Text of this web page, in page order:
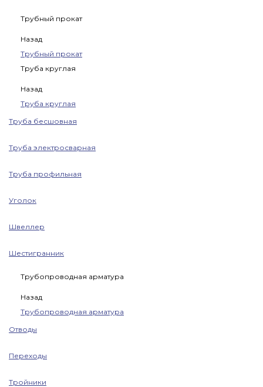
Трубный прокат
Назад
Трубный прокат
Труба круглая
Назад
Труба круглая
Труба бесшовная
Труба электросварная
Труба профильная
Уголок
Швеллер
Шестигранник
Трубопроводная арматура
Назад
Трубопроводная арматура
Отводы
Переходы
Тройники